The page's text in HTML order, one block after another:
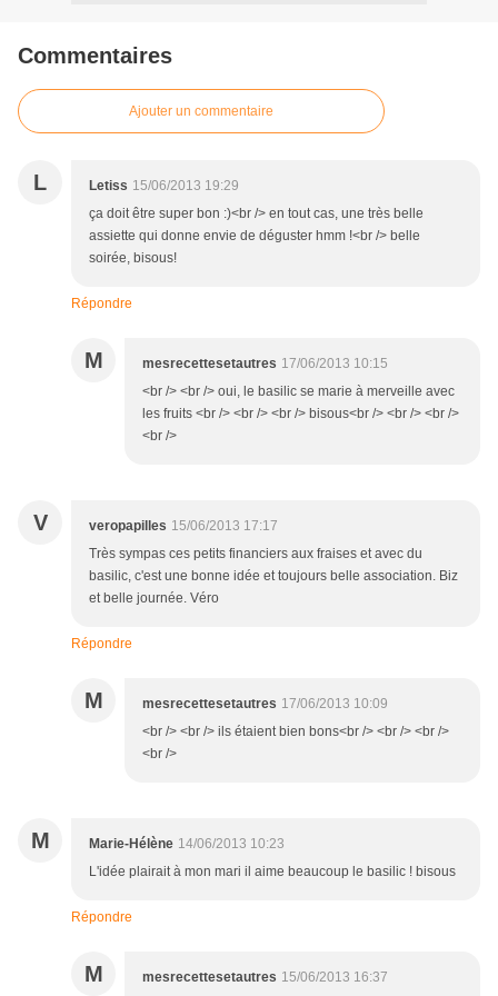
Commentaires
Ajouter un commentaire
L Letiss 15/06/2013 19:29
ça doit être super bon :)<br /> en tout cas, une très belle
assiette qui donne envie de déguster hmm !<br /> belle
soirée, bisous!
Répondre
M mesrecettesetautres 17/06/2013 10:15
<br /> <br /> oui, le basilic se marie à merveille avec
les fruits <br /> <br /> <br /> bisous<br /> <br /> <br />
<br />
V veropapilles 15/06/2013 17:17
Très sympas ces petits financiers aux fraises et avec du
basilic, c'est une bonne idée et toujours belle association. Biz
et belle journée. Véro
Répondre
M mesrecettesetautres 17/06/2013 10:09
<br /> <br /> ils étaient bien bons<br /> <br /> <br />
<br />
M Marie-Hélène 14/06/2013 10:23
L'idée plairait à mon mari il aime beaucoup le basilic ! bisous
Répondre
M mesrecettesetautres 15/06/2013 16:37